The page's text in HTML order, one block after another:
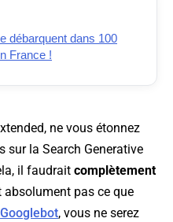
débarquent dans 100
France !
ne vous étonnez
sur la Search Generative
il faudrait complètement
absolument pas ce que
Googlebot, vous ne serez